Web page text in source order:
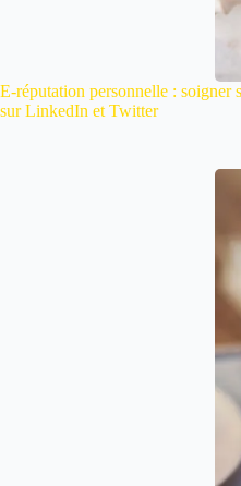
E-réputation personnelle : soigner
sur LinkedIn et Twitter